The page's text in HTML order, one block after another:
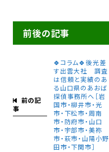
前後の記事
前の記
事
🍀コラム🍀後光差
す出雲大社 調査
は信頼と実績のあ
る山口県のあおば
探偵事務所へ［岩
国市・柳井市・光
市・下松市・周南
市・防府市・山口
市・宇部市・美祢
市・萩市・山陽小野
田市・下関市］